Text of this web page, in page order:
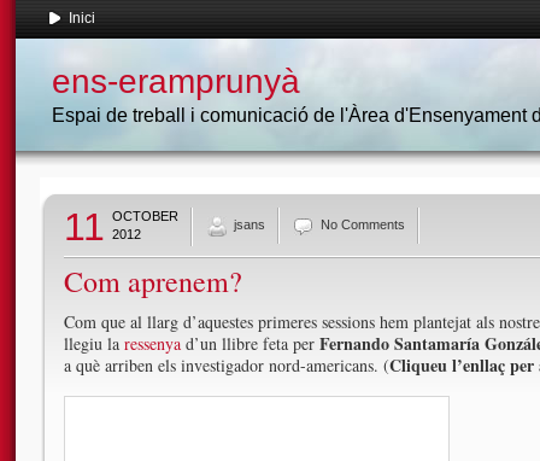
Inici
ens-eramprunyà
Espai de treball i comunicació de l'Àrea d'Ensenyament
11 OCTOBER
2012
jsans No Comments
Com aprenem?
Com que al llarg d’aquestes primeres sessions hem plantejat als
llegiu la ressenya d’un llibre feta per Fernando Santamaría
a què arriben els investigador nord-americans. (Cliqueu l’enllaç